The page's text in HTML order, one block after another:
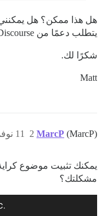
هل هذا ممكن؟ هل
يتطلب دعمًا من Discourse نفسه؟
شكرًا لك.
Matt
MarcP (MarcP) 11 نوفمبر 2019، 10:46م 2
يمكنك تثبيت موضوع
مشكلتك؟